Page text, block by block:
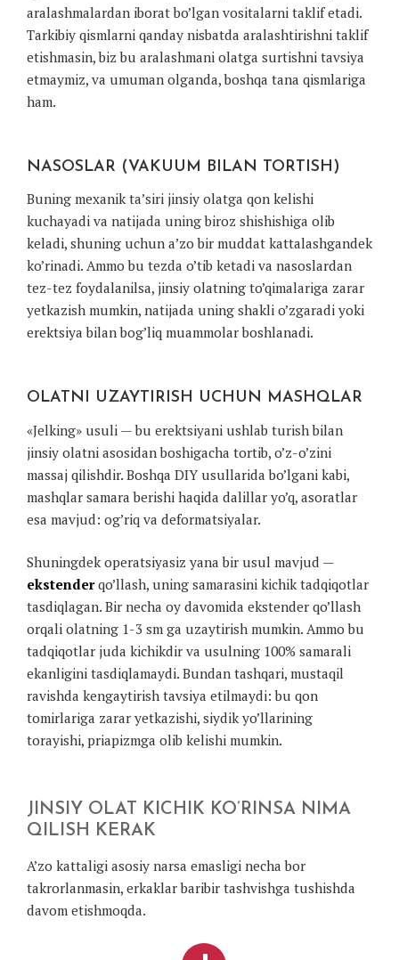
aralashmalardan iborat bo’lgan vositalarni taklif etadi.
Tarkibiy qismlarni qanday nisbatda aralashtirishni taklif
etishmasin, biz bu aralashmani olatga surtishni tavsiya
etmaymiz, va umuman olganda, boshqa tana qismlariga
ham.
NASOSLAR (VAKUUM BILAN TORTISH)
Buning mexanik ta’siri jinsiy olatga qon kelishi
kuchayadi va natijada uning biroz shishishiga olib
keladi, shuning uchun a’zo bir muddat kattalashgandek
ko’rinadi. Ammo bu tezda o’tib ketadi va nasoslardan
tez-tez foydalanilsa, jinsiy olatning to’qimalariga zarar
yetkazish mumkin, natijada uning shakli o’zgaradi yoki
erektsiya bilan bog’liq muammolar boshlanadi.
OLATNI UZAYTIRISH UCHUN MASHQLAR
«Jelking» usuli — bu erektsiyani ushlab turish bilan
jinsiy olatni asosidan boshigacha tortib, o’z-o’zini
massaj qilishdir. Boshqa DIY usullarida bo’lgani kabi,
mashqlar samara berishi haqida dalillar yo’q, asoratlar
esa mavjud: og’riq va deformatsiyalar.
Shuningdek operatsiyasiz yana bir usul mavjud —
ekstenderqo’llash, uning samarasini kichik tadqiqotlar
tasdiqlagan. Bir necha oy davomida ekstender qo’llash
orqali olatning 1-3 sm ga uzaytirish mumkin. Ammo bu
tadqiqotlar juda kichikdir va usulning 100% samarali
ekanligini tasdiqlamaydi. Bundan tashqari, mustaqil
ravishda kengaytirish tavsiya etilmaydi: bu qon
tomirlariga zarar yetkazishi, siydik yo’llarining
torayishi, priapizmga olib kelishi mumkin.
JINSIY OLAT KICHIK KO’RINSA NIMA
QILISH KERAK
A’zo kattaligi asosiy narsa emasligi necha bor
takrorlanmasin, erkaklar baribir tashvishga tushishda
davom etishmoqda.